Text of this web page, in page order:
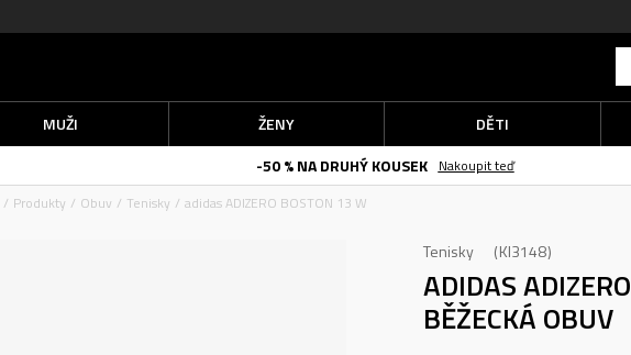
MUŽI ŽENY
DĚTI
-50 % NA DRUHÝ KOUSEK
Nakoupit teď
Produkty Obuv Tenisky adidas ADIZERO BOSTON 13 W
Tenisky KI3148
ADIDAS
BĚŽECKÁ OBUV